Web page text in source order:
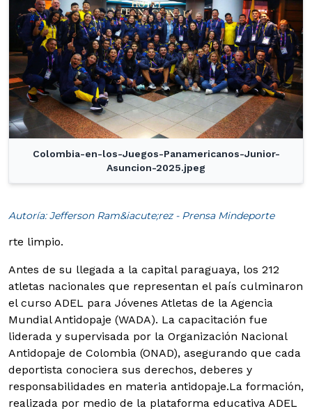
Colombia-en-los-Juegos-Panamericanos-Junior-
Asuncion-2025.jpeg
Autoría: Jefferson Ram&iacute;rez - Prensa Mindeporte
rte limpio.
Antes de su llegada a la capital paraguaya, los 212
atletas nacionales que representan el país culminaron
el curso ADEL para Jóvenes Atletas de la Agencia
Mundial Antidopaje (WADA). La capacitación fue
liderada y supervisada por la Organización Nacional
Antidopaje de Colombia (ONAD), asegurando que cada
deportista conociera sus derechos, deberes y
responsabilidades en materia antidopaje.La formación,
realizada por medio de la plataforma educativa ADEL